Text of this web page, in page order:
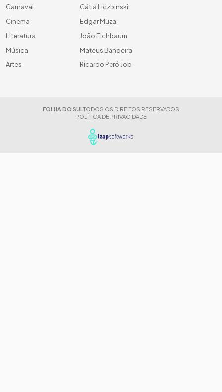
Carnaval
Cinema
Literatura
Música
Artes
Cátia Liczbinski
Edgar Muza
João Eichbaum
Mateus Bandeira
Ricardo Peró Job
FOLHA DO SUL TODOS OS DIREITOS RESERVADOS
POLÍTICA DE PRIVACIDADE